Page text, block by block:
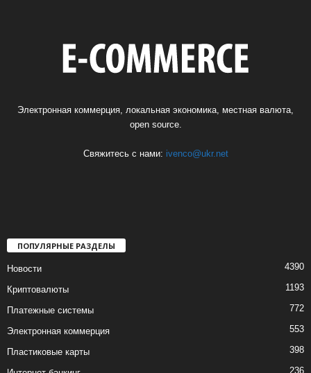
Электронная коммерция, локальная экономика, местная валюта,
open source.
Свяжитесь с нами: ivenco@ukr.net
ПОПУЛЯРНЫЕ РАЗДЕЛЫ
Новости 4390
Криптовалюты 1193
Платежные системы 772
Электронная коммерция 553
Пластиковые карты 398
236